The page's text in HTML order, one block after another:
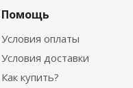
Помощь
Условия оплаты
Условия доставки
Как купить?